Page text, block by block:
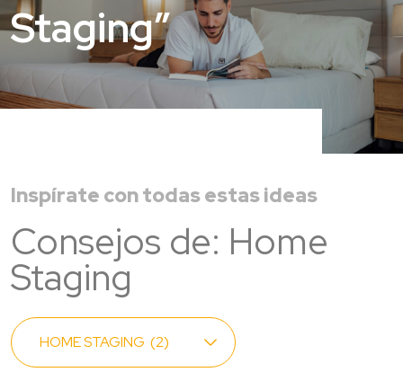
Staging”
Inspírate con todas estas ideas
Consejos de: Home
Staging